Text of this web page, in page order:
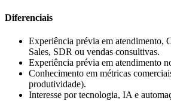
Diferenciais
Experiência prévia em atendimento,
Sales, SDR ou vendas consultivas.
Experiência prévia em atendimento
Conhecimento em métricas
produtividade).
Interesse por tecnologia, IA e